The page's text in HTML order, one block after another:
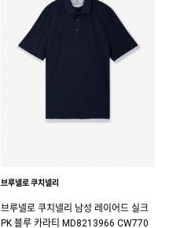
브루넬로 쿠치넬리
브루넬로 쿠치넬리 남성 레이어드 실크
PK 블루 카라티 MD8213966 CW770